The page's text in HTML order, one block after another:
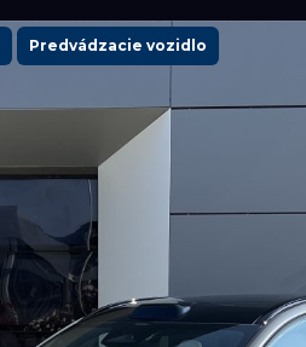
Predvádzacie vozidlo